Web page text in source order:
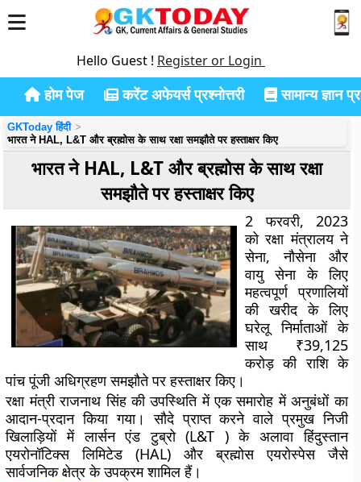
Hello Guest ! Register or Login
होम पेज करेंट अफेयर्स प्रश्नोत्तरी सामान्य ज्ञान
GKToday हिंदी
भारत ने HAL, L&T और ब्रह्मोस के साथ रक्षा समझौते पर हस्ताक्षर किए
भारत ने HAL, L&T और ब्रह्मोस के साथ रक्षा
समझौते पर हस्ताक्षर किए
2 फरवरी, 2023
को रक्षा मंत्रालय ने
सेना, नौसेना और
वायु सेना के लिए
महत्वपूर्ण प्रणालियों
की खरीद के लिए
घरेलू निर्माताओं के
साथ ₹39,125
करोड़ की राशि के
पांच पूंजी अधिग्रहण समझौते पर हस्ताक्षर किए।
रक्षा मंत्री राजनाथ सिंह की उपस्थिति में एक समारोह में अनुबंधों का
आदान-प्रदान किया गया। सौदे प्राप्त करने वाले प्रमुख निजी
खिलाड़ियों में लार्सन एंड टुब्रो (L&T ) के अलावा हिंदुस्तान
एयरोनॉटिक्स लिमिटेड (HAL) और ब्रह्मोस एयरोस्पेस जैसे
सार्वजनिक क्षेत्र के उपक्रम शामिल हैं।